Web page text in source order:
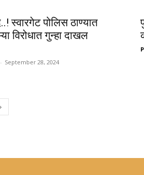
स्वारगेट पोलिस ठाण्यात
विरोधात गुन्हा दाखल
- September 28, 2024